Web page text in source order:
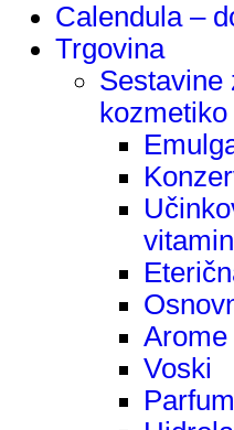
Calendula –
Trgovina
Sestavine
kozmetiko
Voski